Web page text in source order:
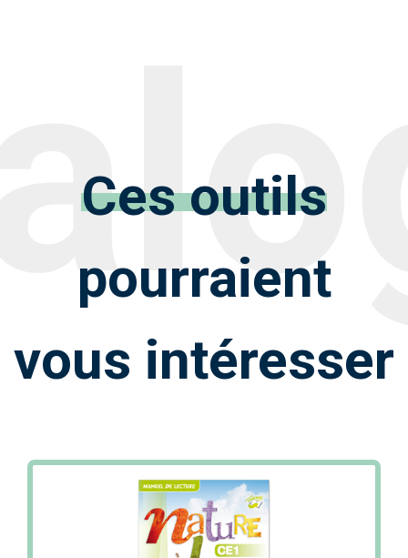
Ces outils
pourraient
vous intéresser